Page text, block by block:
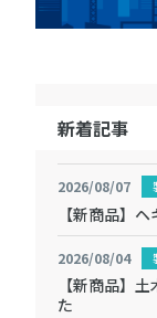
新着記事
2026/08/07
【新商品】
2026/08/04
【新商品】
た